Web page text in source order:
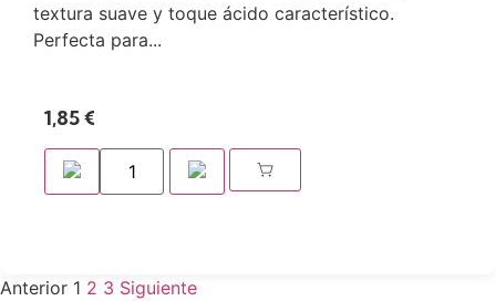
textura suave y toque ácido característico.
Perfecta para...
1,85€
Anterior 1 2 3 Siguiente